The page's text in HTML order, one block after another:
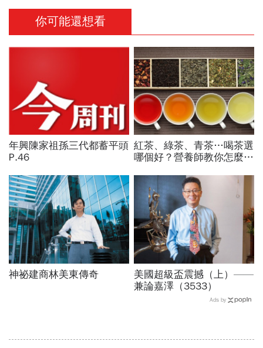
你可能還想看
年興陳家祖孫三代都蓄平頭
P.46
紅茶、綠茶、青茶…喝茶選
哪個好？營養師教你怎麼挑
神祕建商林美東傳奇
美國超級盃震撼（上）——
兼論嘉澤（3533）
Ads by